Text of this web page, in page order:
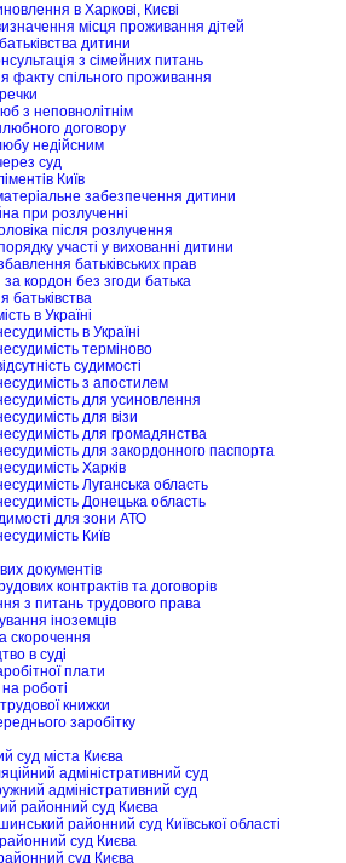
в Харкові, Києві
місця проживання дітей
дитини
з сімейних питань
факту спільного проживання
з неповнолітнім
договору
недійсним
суд
Київ
забезпечення дитини
при розлученні
після розлучення
участі у вихованні дитини
батьківських прав
за кордон без згоди батька
батьківства
в Україні
в Україні
терміново
судимості
з апостилем
для усиновлення
для візи
для громадянства
для закордонного паспорта
Харків
Луганська область
Донецька область
для зони АТО
Київ
документів
контрактів та договорів
з питань трудового права
іноземців
скорочення
в суді
плати
роботі
книжки
заробітку
суд міста Києва
адміністративний суд
адміністративний суд
районний суд Києва
районний суд Київської області
суд Києва
суд Києва